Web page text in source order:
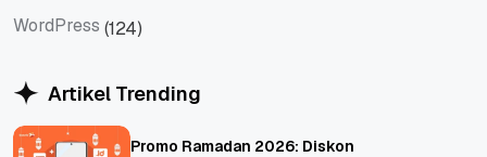
WordPress (124)
Artikel Trending
Promo Ramadan 2026: Diskon